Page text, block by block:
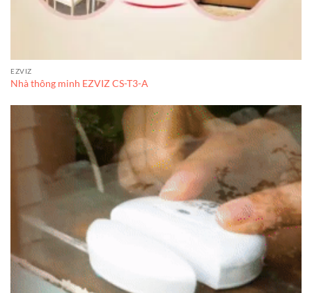
EZVIZ
Nhà thông minh EZVIZ CS-T3-A